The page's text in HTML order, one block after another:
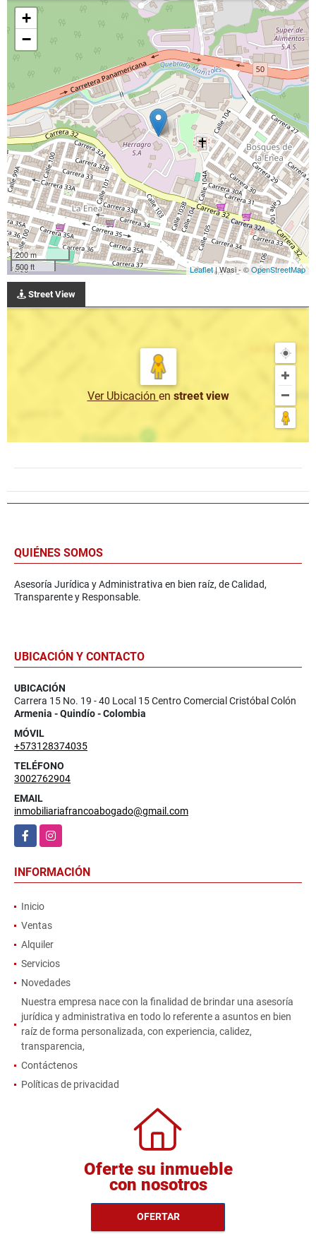
+
−
200 m
500 ft
Leaflet| Wasi - ©OpenStreetMap
Street View
Ver Ubicación en street view
QUIÉNES SOMOS
Asesoría Jurídica y Administrativa en bien raíz, de Calidad,
Transparente y Responsable.
UBICACIÓN Y CONTACTO
UBICACIÓN
Carrera 15 No. 19 - 40 Local 15 Centro Comercial Cristóbal Colón
Armenia - Quindío - Colombia
MÓVIL
+573128374035
TELÉFONO
3002762904
EMAIL
inmobiliariafrancoabogado@gmail.com
FacebookInstagram
INFORMACIÓN
Inicio
Ventas
Alquiler
Servicios
Novedades
Nuestra empresa nace con la finalidad de brindar una asesoría
jurídica y administrativa en todo lo referente a asuntos en bien
raíz de forma personalizada, con experiencia, calidez,
transparencia,
Contáctenos
Políticas de privacidad
Oferte su inmueble
con nosotros
OFERTAR